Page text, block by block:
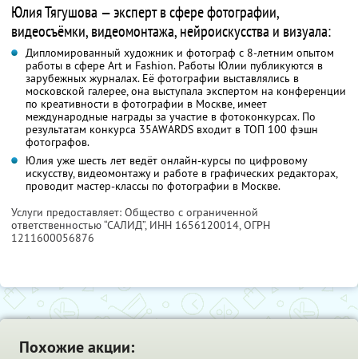
Юлия Тягушова — эксперт в сфере фотографии,
видеосъёмки, видеомонтажа, нейроискусства и визуала:
Дипломированный художник и фотограф с 8-летним опытом
работы в сфере Art и Fashion. Работы Юлии публикуются в
зарубежных журналах. Её фотографии выставлялись в
московской галерее, она выступала экспертом на конференции
по креативности в фотографии в Москве, имеет
международные награды за участие в фотоконкурсах. По
результатам конкурса 35AWARDS входит в ТОП 100 фэшн
фотографов.
Юлия уже шесть лет ведёт онлайн-курсы по цифровому
искусству, видеомонтажу и работе в графических редакторах,
проводит мастер-классы по фотографии в Москве.
Услуги предоставляет: Общество с ограниченной
ответственностью “САЛИД”, ИНН 1656120014, ОГРН
1211600056876
Похожие акции: